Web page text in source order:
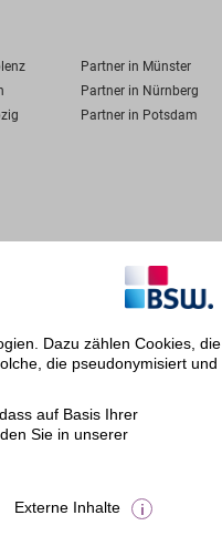
Partner in Münster
Partner in Nürnberg
Partner in Potsdam
Dazu zählen Cookies, die
die pseudonymisiert und
auf Basis Ihrer
Sie in unserer
Externe Inhalte